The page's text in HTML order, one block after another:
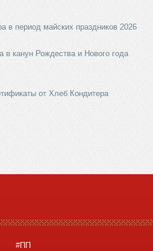
в период майских праздников 2026
канун Рождества и Нового года
от Хлеб Кондитера
#ПП